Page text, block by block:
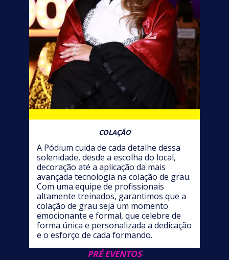
COLAÇÃO
A Pódium cuida de cada detalhe dessa
solenidade, desde a escolha do local,
decoração até a aplicação da mais
avançada tecnologia na colação de grau.
Com uma equipe de profissionais
altamente treinados, garantimos que a
colação de grau seja um momento
emocionante e formal, que celebre de
forma única e personalizada a dedicação
e o esforço de cada formando.
PRÉ EVENTOS